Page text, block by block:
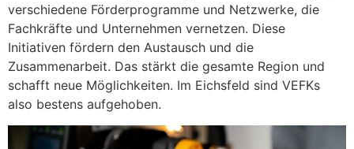
verschiedene Förderprogramme und Netzwerke, die
Fachkräfte und Unternehmen vernetzen. Diese
Initiativen fördern den Austausch und die
Zusammenarbeit. Das stärkt die gesamte Region und
schafft neue Möglichkeiten. Im Eichsfeld sind VEFKs
also bestens aufgehoben.